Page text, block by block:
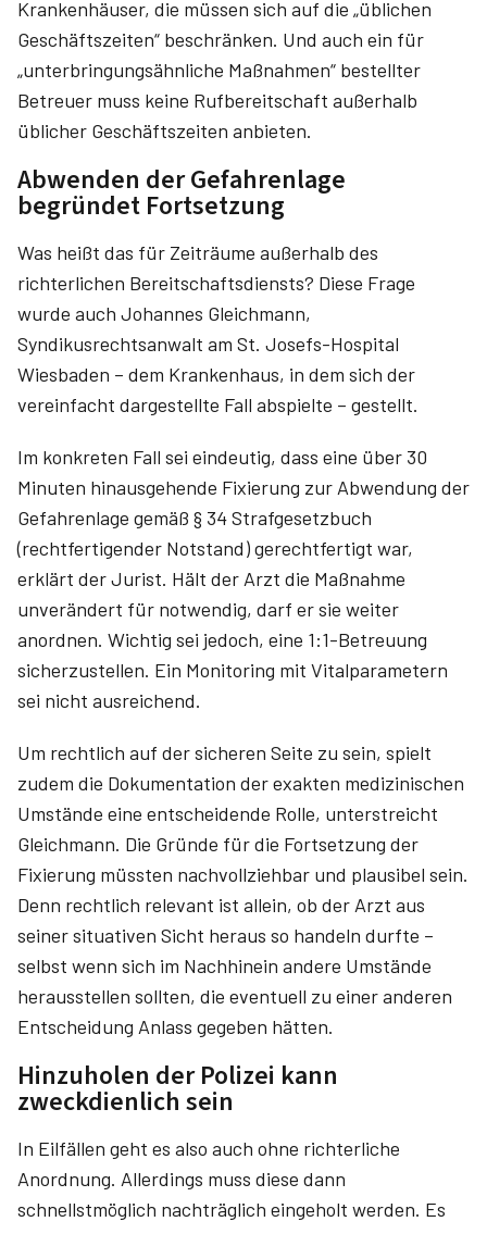
Krankenhäuser, die müssen sich auf die „üblichen
Geschäftszeiten“ beschränken. Und auch ein für
„unterbringungsähnliche Maßnahmen“ bestellter
Betreuer muss keine Rufbereitschaft außerhalb
üblicher Geschäftszeiten anbieten.
Abwenden der Gefahrenlage
begründet Fortsetzung
Was heißt das für Zeiträume außerhalb des
richterlichen Bereitschaftsdiensts? Diese Frage
wurde auch Johannes Gleichmann,
Syndikusrechtsanwalt am St. Josefs-Hospital
Wiesbaden – dem Krankenhaus, in dem sich der
vereinfacht dargestellte Fall abspielte – gestellt.
Im konkreten Fall sei eindeutig, dass eine über 30
Minuten hinausgehende Fixierung zur Abwendung der
Gefahrenlage gemäß § 34 Strafgesetzbuch
(rechtfertigender Notstand) gerechtfertigt war,
erklärt der Jurist. Hält der Arzt die Maßnahme
unverändert für notwendig, darf er sie weiter
anordnen. Wichtig sei jedoch, eine 1:1-Betreuung
sicherzustellen. Ein Monitoring mit Vitalparametern
sei nicht ausreichend.
Um rechtlich auf der sicheren Seite zu sein, spielt
zudem die Dokumentation der exakten medizinischen
Umstände eine entscheidende Rolle, unterstreicht
Gleichmann. Die Gründe für die Fortsetzung der
Fixierung müssten nachvollziehbar und plausibel sein.
Denn rechtlich relevant ist allein, ob der Arzt aus
seiner situativen Sicht heraus so handeln durfte –
selbst wenn sich im Nachhinein andere Umstände
herausstellen sollten, die eventuell zu einer anderen
Entscheidung Anlass gegeben hätten.
Hinzuholen der Polizei kann
zweckdienlich sein
In Eilfällen geht es also auch ohne richterliche
Anordnung. Allerdings muss diese dann
schnellstmöglich nachträglich eingeholt werden. Es